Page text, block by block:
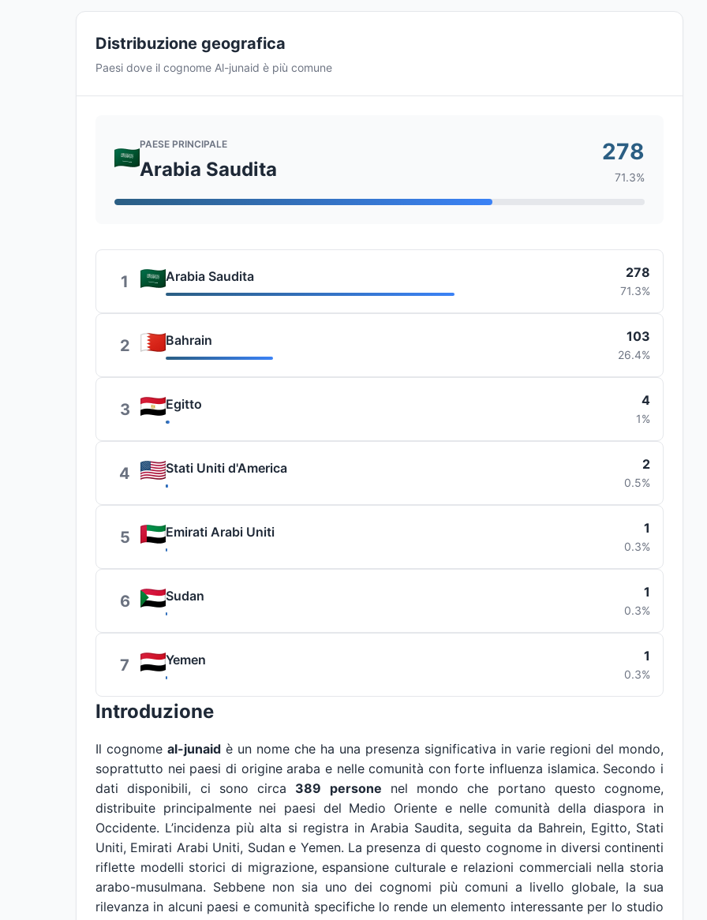
Distribuzione geografica
Paesi dove il cognome Al-junaid è più comune
PAESE PRINCIPALE
Arabia Saudita
278
71.3%
1 Arabia Saudita 278
71.3%
2 Bahrain 103
26.4%
3 Egitto 4
1%
4 Stati Uniti d'America 2
0.5%
5 Emirati Arabi Uniti 1
0.3%
6 Sudan 1
0.3%
7 Yemen 1
0.3%
Introduzione
Il cognome al-junaid è un nome che ha una presenza significativa in varie regioni del mondo,
soprattutto nei paesi di origine araba e nelle comunità con forte influenza islamica. Secondo i
dati disponibili, ci sono circa 389 persone nel mondo che portano questo cognome,
distribuite principalmente nei paesi del Medio Oriente e nelle comunità della diaspora in
Occidente. L’incidenza più alta si registra in Arabia Saudita, seguita da Bahrein, Egitto, Stati
Uniti, Emirati Arabi Uniti, Sudan e Yemen. La presenza di questo cognome in diversi continenti
riflette modelli storici di migrazione, espansione culturale e relazioni commerciali nella storia
arabo-musulmana. Sebbene non sia uno dei cognomi più comuni a livello globale, la sua
rilevanza in alcuni paesi e comunità specifiche lo rende un elemento interessante per lo studio